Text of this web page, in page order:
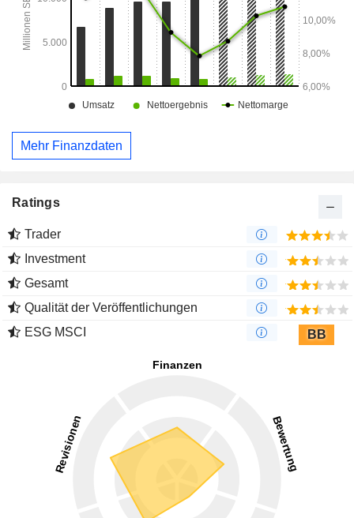
Mehr Finanzdaten
Ratings
Trader
Investment
Gesamt
Qualität der Veröffentlichungen
ESG MSCI
BB